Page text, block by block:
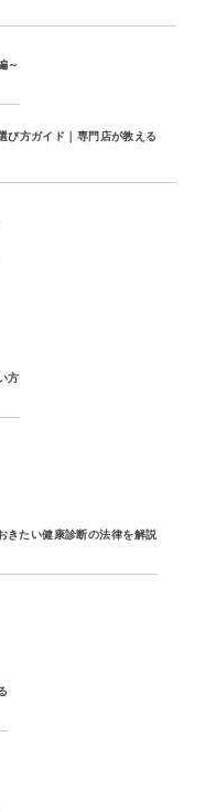
～
び方ガイド｜専門店が教える
方
きたい健康診断の法律を解説